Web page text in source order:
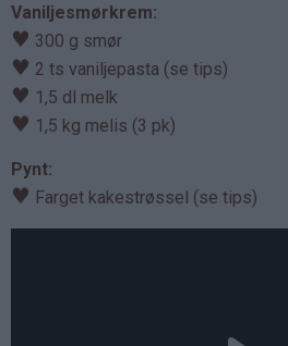
Vaniljesmørkrem:
♥ 300 g smør
♥ 2 ts vaniljepasta (se tips)
♥ 1,5 dl melk
♥ 1,5 kg melis (3 pk)
Pynt:
♥ Farget kakestrøssel (se tips)